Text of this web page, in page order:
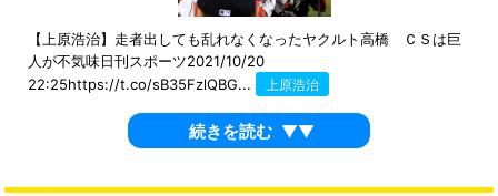
【上原浩治】走者出しても乱れなくなったヤクルト高橋 ＣＳは巨
人が不気味日刊スポーツ2021/10/20
22:25https://t.co/sB35FzlQBG...
上原浩治
続きを読む ▼▼